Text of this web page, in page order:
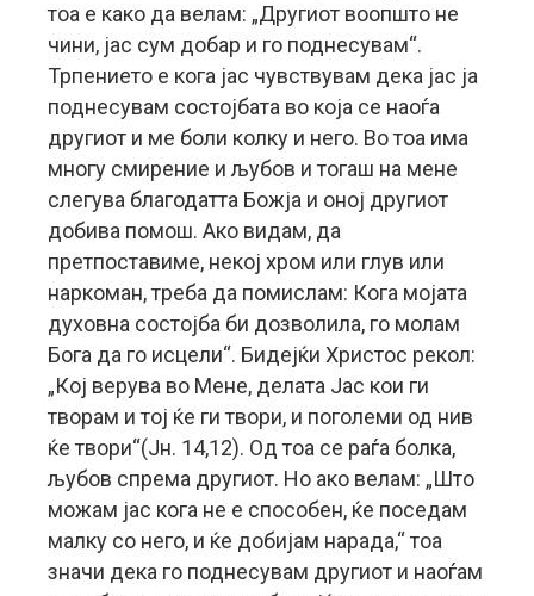
тоа е како да велам: „Другиот воопшто не
чини, јас сум добар и го поднесувам“.
Трпението е кога јас чувствувам дека јас ја
поднесувам состојбата во која се наоѓа
другиот и ме боли колку и него. Во тоа има
многу смирение и љубов и тогаш на мене
слегува благодатта Божја и оној другиот
добива помош. Ако видам, да
претпоставиме, некој хром или глув или
наркоман, треба да помислам: Кога мојата
духовна состојба би дозволила, го молам
Бога да го исцели“. Бидејќи Христос рекол:
„Кој верува во Мене, делата Јас кои ги
творам и тој ќе ги твори, и поголеми од нив
ќе твори“(Јн. 14,12). Од тоа се раѓа болка,
љубов спрема другиот. Но ако велам: „Што
можам јас кога не е способен, ќе поседам
малку со него, и ќе добијам нарада,“ тоа
значи дека го поднесувам другиот и наоѓам